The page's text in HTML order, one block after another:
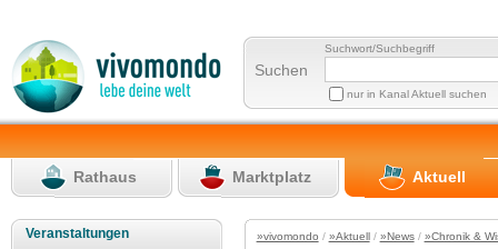
Suchen
Suchwort/Suchbegriff
nur in Kanal Aktuell suchen
Rathaus Marktplatz Aktuell
Veranstaltungen
»vivomondo / »Aktuell/ »News/ »Chronik &